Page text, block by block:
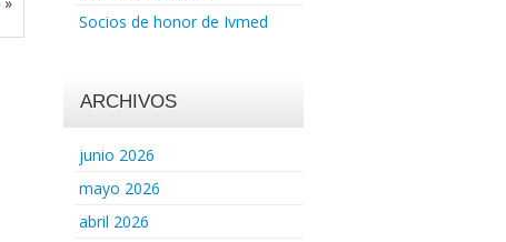
Socios de honor de Ivmed
ARCHIVOS
junio 2026
mayo 2026
abril 2026